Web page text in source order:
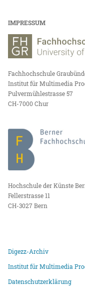
IMPRESSUM
Fachhochschule
Institut für Multimedia
Pulvermühlestrasse 57
CH-7000 Chur
Hochschule der Künste
Fellerstrasse 11
CH-3027 Bern
Digezz-Archiv
Institut für Multimedia
Datenschutzerklärung